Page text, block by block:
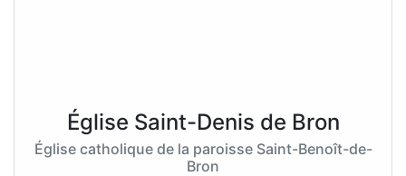
Église Saint-Denis de Bron
Église catholique de la paroisse Saint-Benoît-de-
Bron